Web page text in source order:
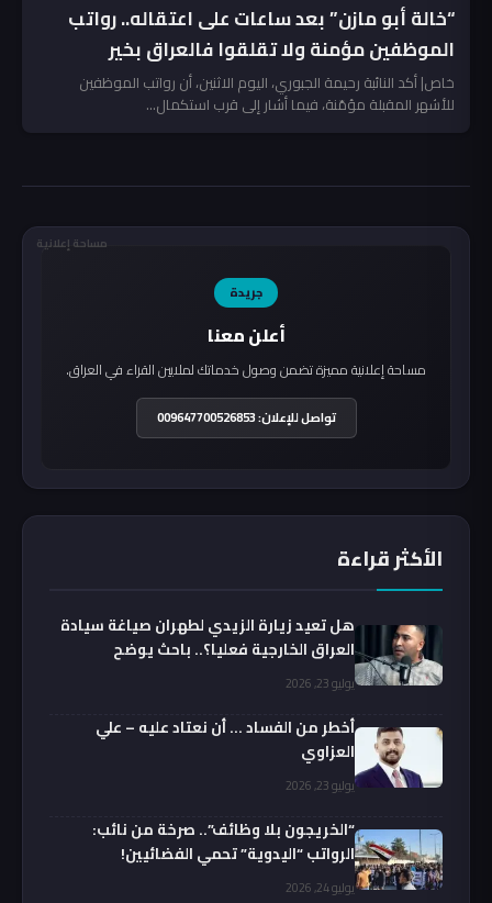
“خالة أبو مازن” بعد ساعات على اعتقاله.. رواتب
الموظفين مؤمنة ولا تقلقوا فالعراق بخير
خاص| أكد النائبة رحيمة الجبوري، اليوم الاثنين، أن رواتب الموظفين
للأشهر المقبلة مؤمّنة، فيما أشار إلى قرب استكمال...
مساحة إعلانية
جريدة
أعلن معنا
مساحة إعلانية مميزة تضمن وصول خدماتك لملايين القراء في العراق.
تواصل للإعلان: 009647700526853
الأكثر قراءة
هل تعيد زيارة الزيدي لطهران صياغة سيادة
العراق الخارجية فعليا؟.. باحث يوضح
يوليو 23, 2026
أخطر من الفساد … أن نعتاد عليه – علي
العزاوي
يوليو 23, 2026
“الخريجون بلا وظائف”.. صرخة من نائب:
الرواتب “اليدوية” تحمي الفضائيين!
يوليو 24, 2026